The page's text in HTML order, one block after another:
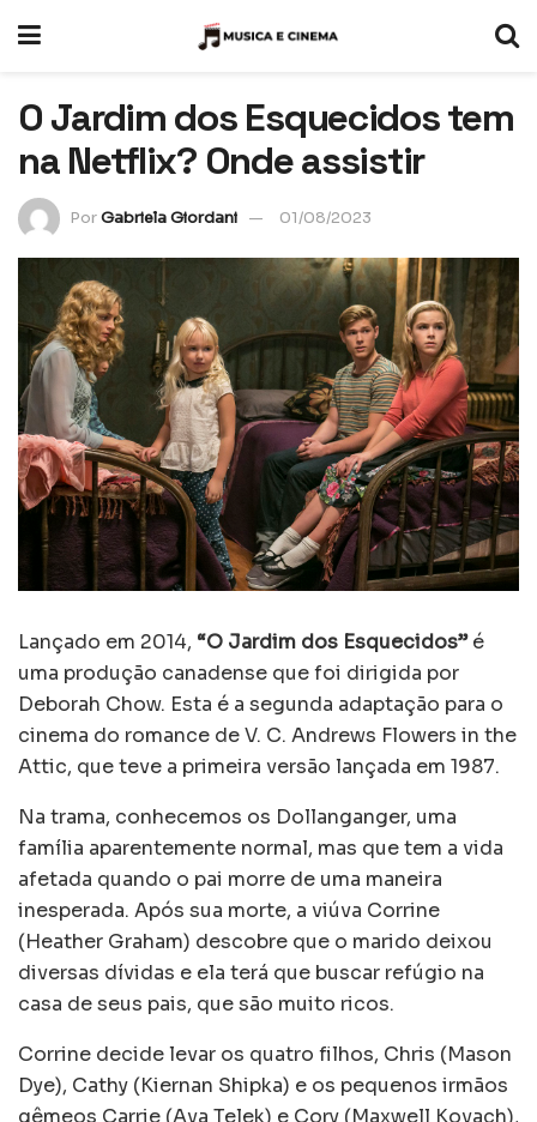
O Jardim dos Esquecidos tem
na Netflix? Onde assistir
PorGabriela Giordani 01/08/2023
Lançado em 2014, “O Jardim dos Esquecidos”é
uma produção canadense que foi dirigida por
Deborah Chow. Esta é a segunda adaptação para o
cinema do romance de V. C. Andrews Flowers in the
Attic, que teve a primeira versão lançada em 1987.
Na trama, conhecemos os Dollanganger, uma
família aparentemente normal, mas que tem a vida
afetada quando o pai morre de uma maneira
inesperada. Após sua morte, a viúva Corrine
(Heather Graham) descobre que o marido deixou
diversas dívidas e ela terá que buscar refúgio na
casa de seus pais, que são muito ricos.
Corrine decide levar os quatro filhos, Chris (Mason
Dye), Cathy (Kiernan Shipka) e os pequenos irmãos
gêmeos Carrie (Ava Telek) e Cory (Maxwell Kovach),